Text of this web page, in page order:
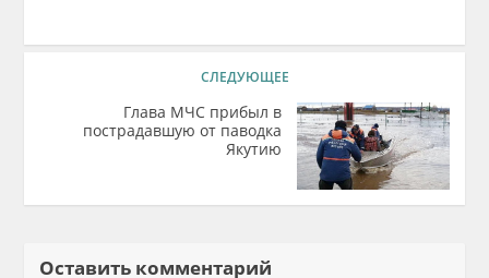
СЛЕДУЮЩЕЕ
Глава МЧС прибыл в
пострадавшую от паводка
Якутию
Оставить комментарий